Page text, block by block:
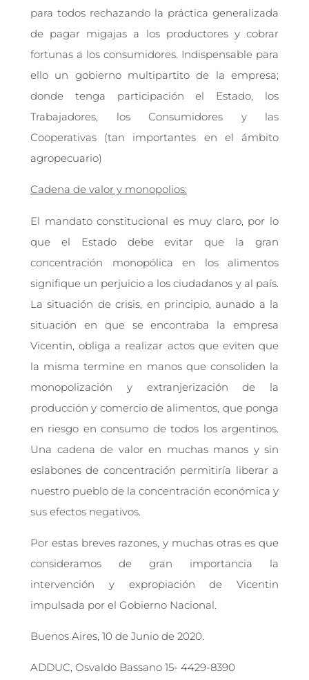
para todos rechazando la práctica generalizada
de pagar migajas a los productores y cobrar
fortunas a los consumidores. Indispensable para
ello un gobierno multipartito de la empresa;
donde tenga participación el Estado, los
Trabajadores, los Consumidores y las
Cooperativas (tan importantes en el ámbito
agropecuario)
Cadena de valor y monopolios:
El mandato constitucional es muy claro, por lo
que el Estado debe evitar que la gran
concentración monopólica en los alimentos
signifique un perjuicio a los ciudadanos y al país.
La situación de crisis, en principio, aunado a la
situación en que se encontraba la empresa
Vicentin, obliga a realizar actos que eviten que
la misma termine en manos que consoliden la
monopolización y extranjerización de la
producción y comercio de alimentos, que ponga
en riesgo en consumo de todos los argentinos.
Una cadena de valor en muchas manos y sin
eslabones de concentración permitiría liberar a
nuestro pueblo de la concentración económica y
sus efectos negativos.
Por estas breves razones, y muchas otras es que
consideramos de gran importancia la
intervención y expropiación de Vicentin
impulsada por el Gobierno Nacional.
Buenos Aires, 10 de Junio de 2020.
ADDUC, Osvaldo Bassano 15- 4429-8390